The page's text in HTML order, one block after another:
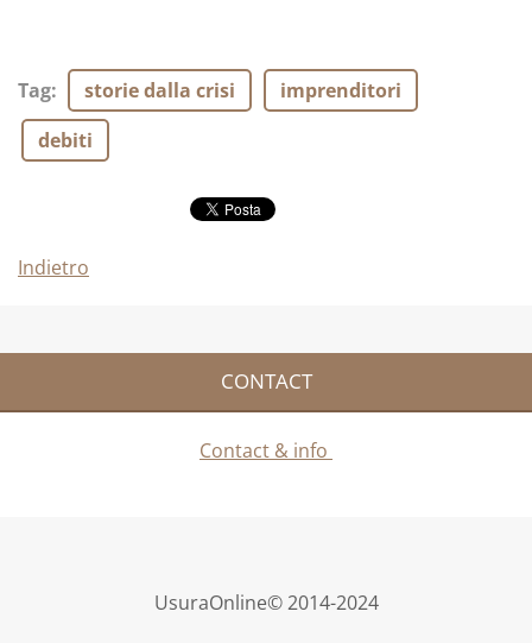
Tag: storie dalla crisi
imprenditori
debiti
Indietro
CONTACT
Contact & info
UsuraOnline© 2014-2024